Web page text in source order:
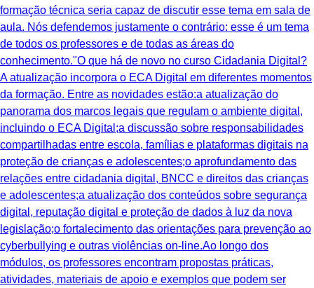
formação técnica seria capaz de discutir esse tema em sala de
aula. Nós defendemos justamente o contrário: esse é um tema
de todos os professores e de todas as áreas do
conhecimento."O que há de novo no curso Cidadania Digital?
A atualização incorpora o ECA Digital em diferentes momentos
da formação. Entre as novidades estão:a atualização do
panorama dos marcos legais que regulam o ambiente digital,
incluindo o ECA Digital;a discussão sobre responsabilidades
compartilhadas entre escola, famílias e plataformas digitais na
proteção de crianças e adolescentes;o aprofundamento das
relações entre cidadania digital, BNCC e direitos das crianças
e adolescentes;a atualização dos conteúdos sobre segurança
digital, reputação digital e proteção de dados à luz da nova
legislação;o fortalecimento das orientações para prevenção ao
cyberbullying e outras violências on-line.Ao longo dos
módulos, os professores encontram propostas práticas,
atividades, materiais de apoio e exemplos que podem ser